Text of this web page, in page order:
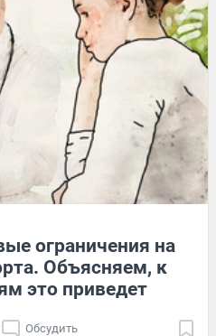
ограничения на
Объясняем, к
это приведет
Обсудить